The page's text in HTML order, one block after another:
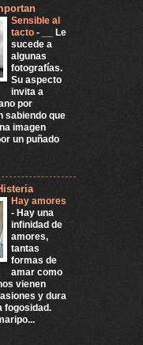
Sensible al
tacto -
__ Le
sucede a
algunas
fotografías.
Su aspecto
invita a
por
sabiendo que
imagen
un puñado
Hay amores
- Hay una
infinidad de
amores,
tantas
formas de
amar como
vienen
y dura
fogosidad.